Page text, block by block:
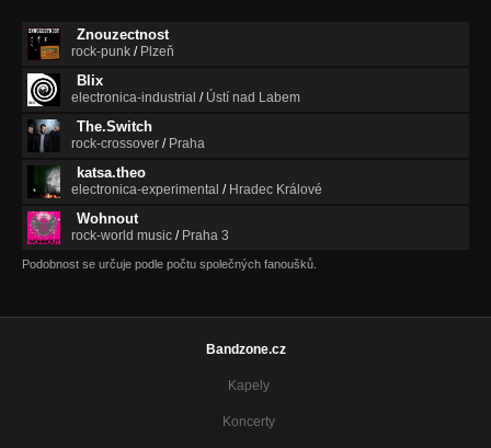
Znouzectnost
rock-punk / Plzeň
Blix
electronica-industrial / Ústí nad Labem
The.Switch
rock-crossover / Praha
katsa.theo
electronica-experimental / Hradec Králové
Wohnout
rock-world music / Praha 3
Podobnost se určuje podle počtu společných fanoušků.
Bandzone.cz
Kapely
Koncerty